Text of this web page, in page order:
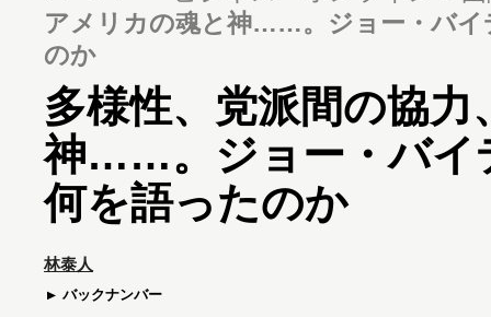
アメリカの魂と神……。ジョー・バイ
のか
多様性、党派間の協
神……。ジョー・バイ
何を語ったのか
林泰人
バックナンバー